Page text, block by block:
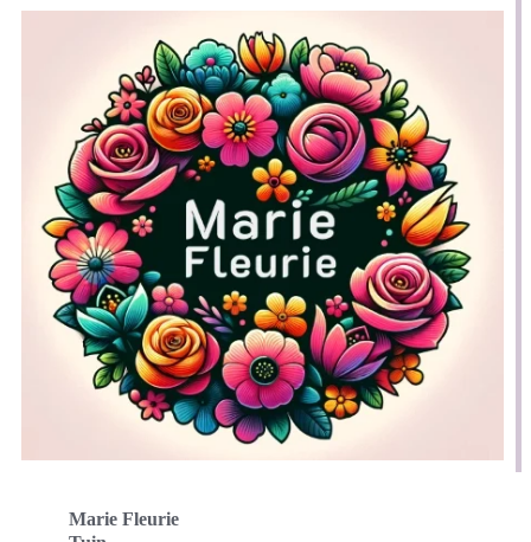
Marie Fleurie